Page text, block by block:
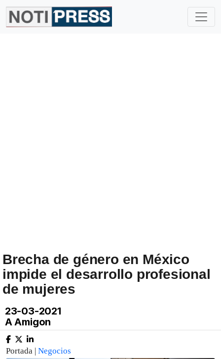
Brecha de género en México
impide el desarrollo profesional
de mujeres
23-03-2021
A Amigon
Portada | Negocios